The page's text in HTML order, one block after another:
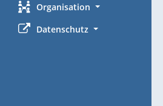
Organisation
Datenschutz